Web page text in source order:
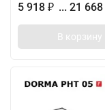
5 918 ₽ ... 21 668
В корзину